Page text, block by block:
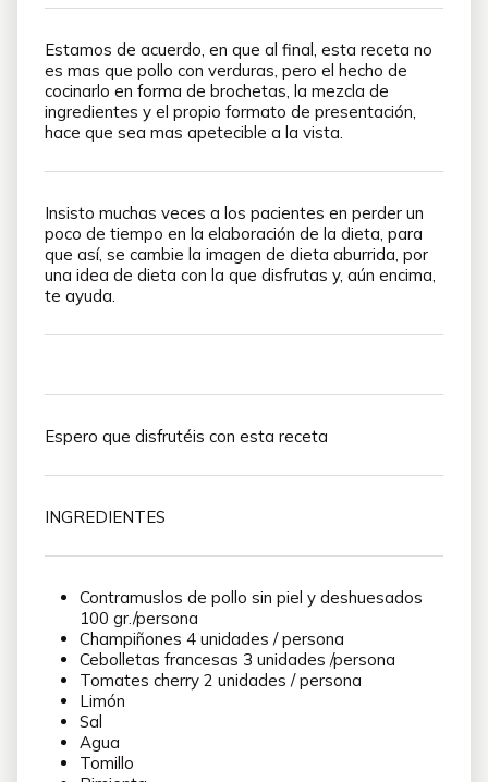
Estamos de acuerdo, en que al final, esta receta no
es mas que pollo con verduras, pero el hecho de
cocinarlo en forma de brochetas, la mezcla de
ingredientes y el propio formato de presentación,
hace que sea mas apetecible a la vista.
Insisto muchas veces a los pacientes en perder un
poco de tiempo en la elaboración de la dieta, para
que así, se cambie la imagen de dieta aburrida, por
una idea de dieta con la que disfrutas y, aún encima,
te ayuda.
Espero que disfrutéis con esta receta
INGREDIENTES
Contramuslos de pollo sin piel y deshuesados
100 gr./persona
Champiñones 4 unidades / persona
Cebolletas francesas 3 unidades /persona
Tomates cherry 2 unidades / persona
Limón
Sal
Agua
Tomillo